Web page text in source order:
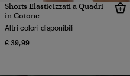
Shorts Elasticizzati a Quadri
in Cotone
Altri colori disponibili
€ 39,99